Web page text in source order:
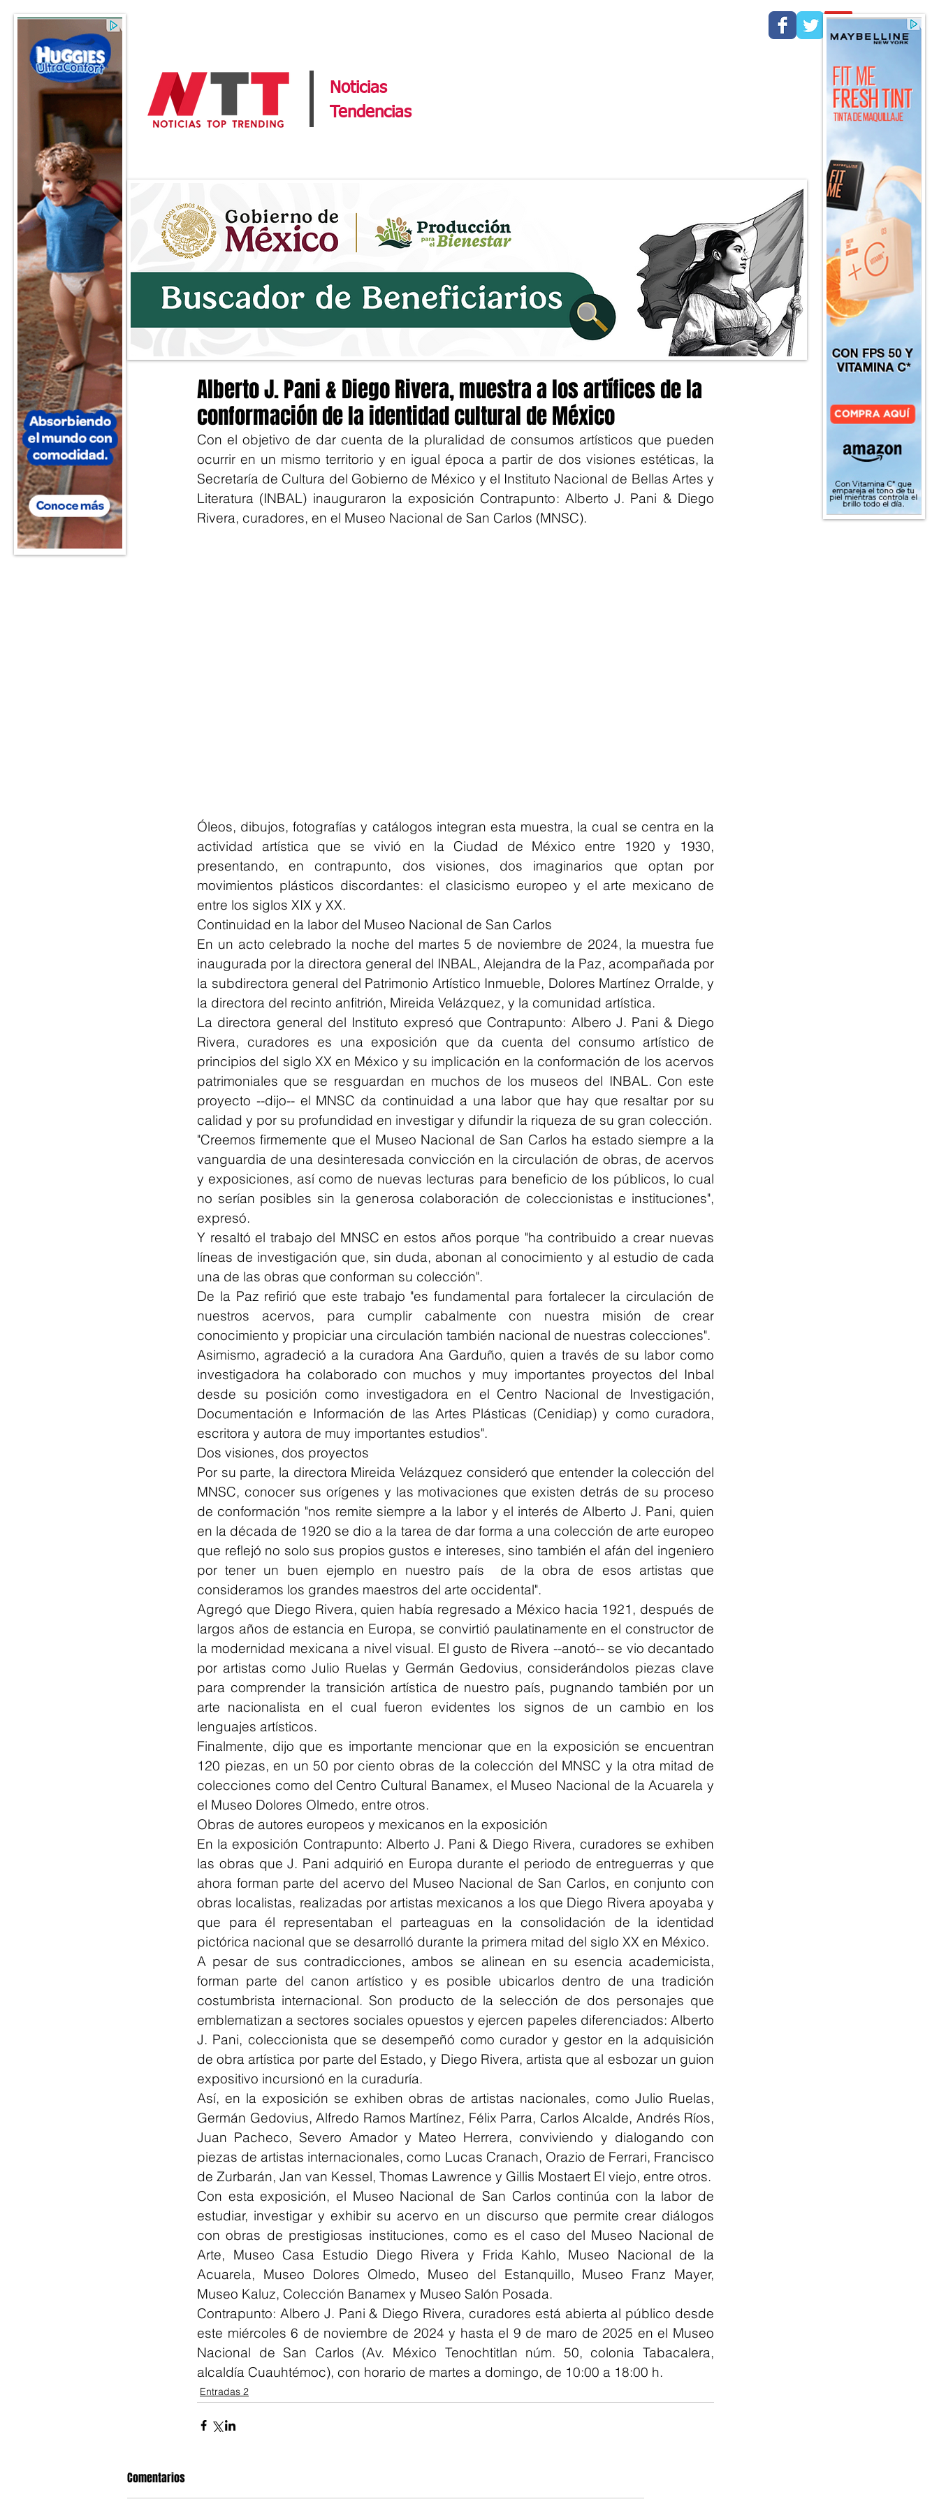
Noticias
Tendencias
Alberto J. Pani & Diego Rivera, muestra a los artífices de la
conformación de la identidad cultural de México
Con el objetivo de dar cuenta de la pluralidad de consumos artísticos que pueden
ocurrir en un mismo territorio y en igual época a partir de dos visiones estéticas, la
Secretaría de Cultura del Gobierno de México y el Instituto Nacional de Bellas Artes y
Literatura (INBAL) inauguraron la exposición Contrapunto: Alberto J. Pani & Diego
Rivera, curadores, en el Museo Nacional de San Carlos (MNSC).
Óleos, dibujos, fotografías y catálogos integran esta muestra, la cual se centra en la
actividad artística que se vivió en la Ciudad de México entre 1920 y 1930,
presentando, en contrapunto, dos visiones, dos imaginarios que optan por
movimientos plásticos discordantes: el clasicismo europeo y el arte mexicano de
entre los siglos XIX y XX.
Continuidad en la labor del Museo Nacional de San Carlos
En un acto celebrado la noche del martes 5 de noviembre de 2024, la muestra fue
inaugurada por la directora general del INBAL, Alejandra de la Paz, acompañada por
la subdirectora general del Patrimonio Artístico Inmueble, Dolores Martínez Orralde, y
la directora del recinto anfitrión, Mireida Velázquez, y la comunidad artística.
La directora general del Instituto expresó que Contrapunto: Albero J. Pani & Diego
Rivera, curadores es una exposición que da cuenta del consumo artístico de
principios del siglo XX en México y su implicación en la conformación de los acervos
patrimoniales que se resguardan en muchos de los museos del INBAL. Con este
proyecto --dijo-- el MNSC da continuidad a una labor que hay que resaltar por su
calidad y por su profundidad en investigar y difundir la riqueza de su gran colección.
"Creemos firmemente que el Museo Nacional de San Carlos ha estado siempre a la
vanguardia de una desinteresada convicción en la circulación de obras, de acervos
y exposiciones, así como de nuevas lecturas para beneficio de los públicos, lo cual
no serían posibles sin la generosa colaboración de coleccionistas e instituciones",
expresó.
Y resaltó el trabajo del MNSC en estos años porque "ha contribuido a crear nuevas
líneas de investigación que, sin duda, abonan al conocimiento y al estudio de cada
una de las obras que conforman su colección".
De la Paz refirió que este trabajo "es fundamental para fortalecer la circulación de
nuestros acervos, para cumplir cabalmente con nuestra misión de crear
conocimiento y propiciar una circulación también nacional de nuestras colecciones".
Asimismo, agradeció a la curadora Ana Garduño, quien a través de su labor como
investigadora ha colaborado con muchos y muy importantes proyectos del Inbal
desde su posición como investigadora en el Centro Nacional de Investigación,
Documentación e Información de las Artes Plásticas (Cenidiap) y como curadora,
escritora y autora de muy importantes estudios".
Dos visiones, dos proyectos
Por su parte, la directora Mireida Velázquez consideró que entender la colección del
MNSC, conocer sus orígenes y las motivaciones que existen detrás de su proceso
de conformación "nos remite siempre a la labor y el interés de Alberto J. Pani, quien
en la década de 1920 se dio a la tarea de dar forma a una colección de arte europeo
que reflejó no solo sus propios gustos e intereses, sino también el afán del ingeniero
por tener un buen ejemplo en nuestro país  de la obra de esos artistas que
consideramos los grandes maestros del arte occidental".
Agregó que Diego Rivera, quien había regresado a México hacia 1921, después de
largos años de estancia en Europa, se convirtió paulatinamente en el constructor de
la modernidad mexicana a nivel visual. El gusto de Rivera --anotó-- se vio decantado
por artistas como Julio Ruelas y Germán Gedovius, considerándolos piezas clave
para comprender la transición artística de nuestro país, pugnando también por un
arte nacionalista en el cual fueron evidentes los signos de un cambio en los
lenguajes artísticos.
Finalmente, dijo que es importante mencionar que en la exposición se encuentran
120 piezas, en un 50 por ciento obras de la colección del MNSC y la otra mitad de
colecciones como del Centro Cultural Banamex, el Museo Nacional de la Acuarela y
el Museo Dolores Olmedo, entre otros.
Obras de autores europeos y mexicanos en la exposición
En la exposición Contrapunto: Alberto J. Pani & Diego Rivera, curadores se exhiben
las obras que J. Pani adquirió en Europa durante el periodo de entreguerras y que
ahora forman parte del acervo del Museo Nacional de San Carlos, en conjunto con
obras localistas, realizadas por artistas mexicanos a los que Diego Rivera apoyaba y
que para él representaban el parteaguas en la consolidación de la identidad
pictórica nacional que se desarrolló durante la primera mitad del siglo XX en México.
A pesar de sus contradicciones, ambos se alinean en su esencia academicista,
forman parte del canon artístico y es posible ubicarlos dentro de una tradición
costumbrista internacional. Son producto de la selección de dos personajes que
emblematizan a sectores sociales opuestos y ejercen papeles diferenciados: Alberto
J. Pani, coleccionista que se desempeñó como curador y gestor en la adquisición
de obra artística por parte del Estado, y Diego Rivera, artista que al esbozar un guion
expositivo incursionó en la curaduría.
Así, en la exposición se exhiben obras de artistas nacionales, como Julio Ruelas,
Germán Gedovius, Alfredo Ramos Martínez, Félix Parra, Carlos Alcalde, Andrés Ríos,
Juan Pacheco, Severo Amador y Mateo Herrera, conviviendo y dialogando con
piezas de artistas internacionales, como Lucas Cranach, Orazio de Ferrari, Francisco
de Zurbarán, Jan van Kessel, Thomas Lawrence y Gillis Mostaert El viejo, entre otros.
Con esta exposición, el Museo Nacional de San Carlos continúa con la labor de
estudiar, investigar y exhibir su acervo en un discurso que permite crear diálogos
con obras de prestigiosas instituciones, como es el caso del Museo Nacional de
Arte, Museo Casa Estudio Diego Rivera y Frida Kahlo, Museo Nacional de la
Acuarela, Museo Dolores Olmedo, Museo del Estanquillo, Museo Franz Mayer,
Museo Kaluz, Colección Banamex y Museo Salón Posada.
Contrapunto: Albero J. Pani & Diego Rivera, curadores está abierta al público desde
este miércoles 6 de noviembre de 2024 y hasta el 9 de maro de 2025 en el Museo
Nacional de San Carlos (Av. México Tenochtitlan núm. 50, colonia Tabacalera,
alcaldía Cuauhtémoc), con horario de martes a domingo, de 10:00 a 18:00 h.
Entradas 2
Comentarios